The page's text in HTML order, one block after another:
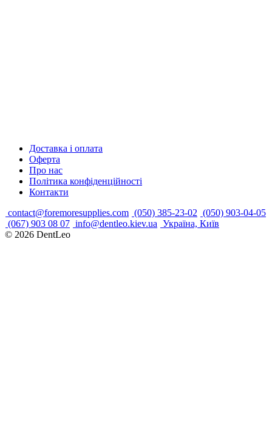
Доставка і оплата
Оферта
Про нас
Політика конфіденційності
Контакти
contact@foremoresupplies.com (050) 385-23-02 (050) 903-04-05
(067) 903 08 07 info@dentleo.kiev.ua Україна, Київ
© 2026 DentLeo